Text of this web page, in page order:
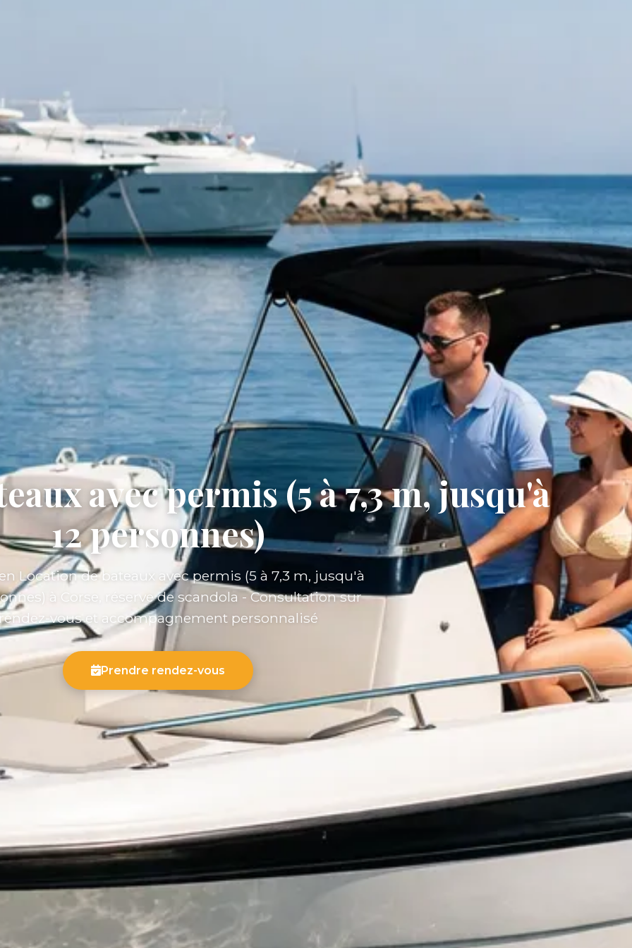
avec permis (5 à 7,3 m, jusqu'à
12 personnes)
Location de bateaux avec permis (5 à 7,3 m, jusqu'à
à Corse, réserve de scandola - Consultation sur
vous et accompagnement personnalisé
Prendre rendez-vous